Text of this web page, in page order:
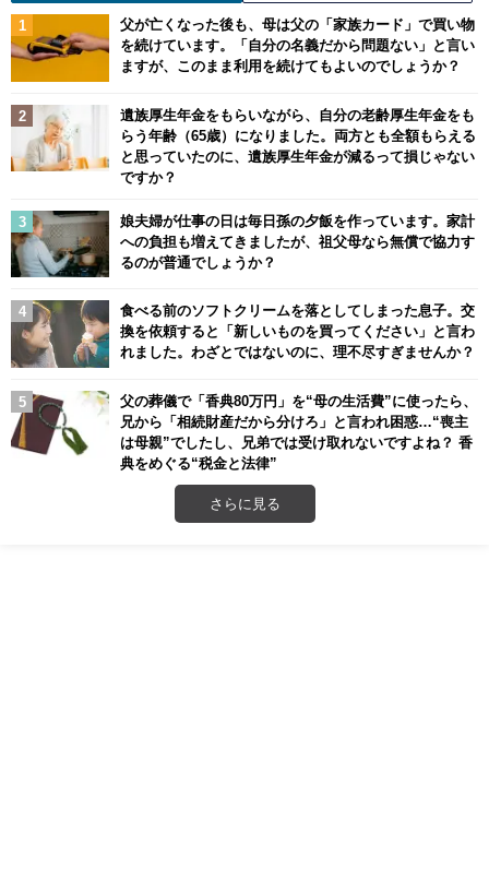
父が亡くなった後も、母は父の「家族カード」で買い物
を続けています。「自分の名義だから問題ない」と言い
ますが、このまま利用を続けてもよいのでしょうか？
遺族厚生年金をもらいながら、自分の老齢厚生年金をも
らう年齢（65歳）になりました。両方とも全額もらえる
と思っていたのに、遺族厚生年金が減るって損じゃない
ですか？
娘夫婦が仕事の日は毎日孫の夕飯を作っています。家計
への負担も増えてきましたが、祖父母なら無償で協力す
るのが普通でしょうか？
食べる前のソフトクリームを落としてしまった息子。交
換を依頼すると「新しいものを買ってください」と言わ
れました。わざとではないのに、理不尽すぎませんか？
父の葬儀で「香典80万円」を“母の生活費”に使ったら、
兄から「相続財産だから分けろ」と言われ困惑…“喪主
は母親”でしたし、兄弟では受け取れないですよね？ 香
典をめぐる“税金と法律”
さらに見る